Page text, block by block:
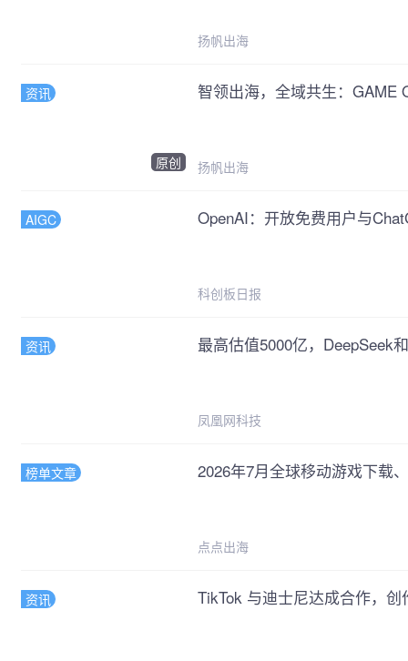
扬帆出海
资讯
原创
智领出海，全域共生：GAME
扬帆出海
AIGC OpenAI：开放免费用户与
科创板日报
资讯 最高估值5000亿，DeepSeek
凤凰网科技
榜单文章 2026年7月全球移动游戏下载
点点出海
资讯 TikTok 与迪士尼达成合作，